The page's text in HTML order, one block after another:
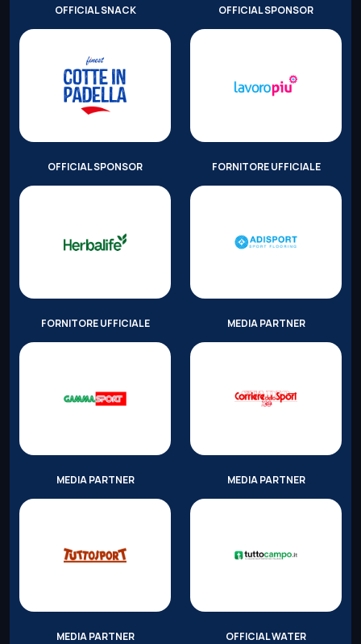
OFFICIAL SNACK OFFICIAL SPONSOR
OFFICIAL SPONSOR FORNITORE UFFICIALE
FORNITORE UFFICIALE MEDIA PARTNER
MEDIA PARTNER MEDIA PARTNER
MEDIA PARTNER OFFICIAL WATER